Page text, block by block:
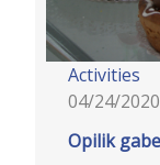
Activities
04/24/
Opilik